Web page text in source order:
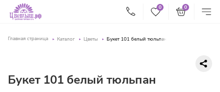
0 0
Главная страница Каталог Цветы Букет 101 белый тюльпан
Букет 101 белый тюльпан